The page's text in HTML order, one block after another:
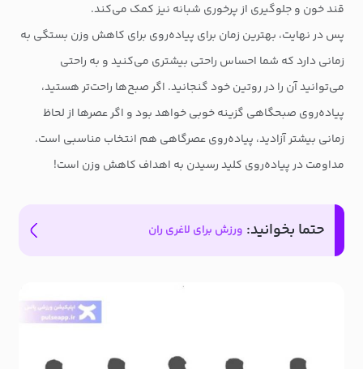
قند خون و جلوگیری از پرخوری شبانه نیز کمک می‌کند.
پس در نهایت، بهترین زمان برای پیاده‌روی برای کاهش وزن بستگی به
زمانی دارد که شما احساس راحتی بیشتری می‌کنید و به راحتی
می‌توانید آن را در روتین خود گنجانید. اگر صبح‌ها راحت‌تر هستید،
پیاده‌روی صبحگاهی گزینه خوبی خواهد بود و اگر عصرها از لحاظ
زمانی بیشتر آزادید، پیاده‌روی عصرگاهی هم انتخاب مناسبی است.
مداومت در پیاده‌روی کلید رسیدن به اهداف کاهش وزن است!
حتما بخوانید: ورزش برای لاغری ران